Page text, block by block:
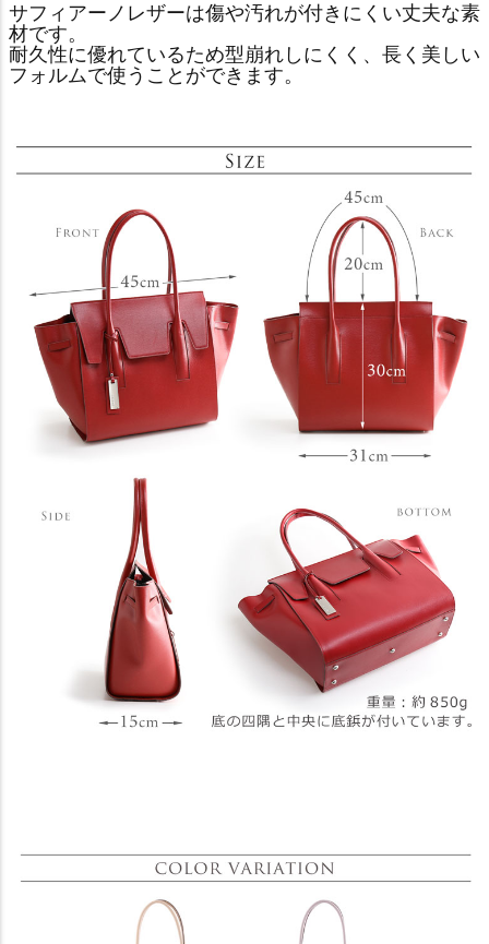
サフィアーノレザーは傷や汚れが付きにくい丈夫な素
材です。
耐久性に優れているため型崩れしにくく、長く美しい
フォルムで使うことができます。